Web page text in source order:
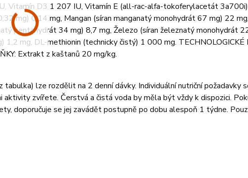
Vitamín D3 1 207 IU, Vitamín E (all-rac-alfa-tokoferylacetát 3a700i)
mg) 0,14 mg, Mangan (síran manganatý monohydrát 67 mg) 22
pentahydrát 34 mg) 8,7 mg, Železo (síran železnatý monohydrát
1,2 mg, DL-methionin (technicky čistý) 1 000 mg. TECHNOLOGICKÉ
Extrakt z kaštanů 20 mg/kg.
tabulka) lze rozdělit na 2 denní dávky. Individuální nutriční požadavky
aktivity zvířete. Čerstvá a čistá voda by měla být vždy k dispozici.
doporučuje se jej zavádět postupně po dobu alespoň 1 týdne.